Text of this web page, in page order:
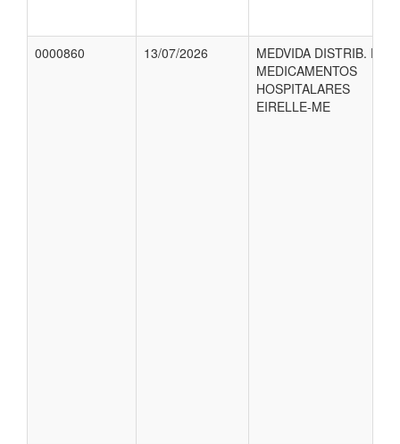
0000860 13/07/2026
MEDVIDA DISTRIB. DE
MEDICAMENTOS
HOSPITALARES
EIRELLE-ME